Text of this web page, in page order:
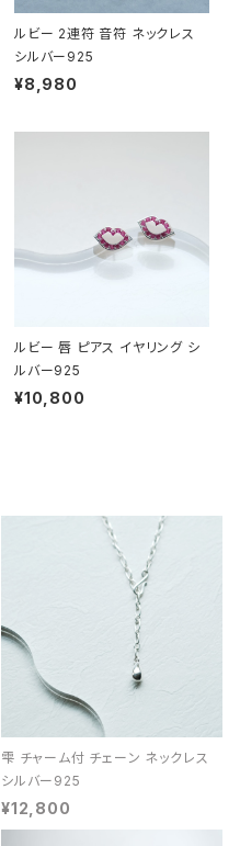
ルビー 2連符 音符 ネックレス
シルバー925
¥8,980
ルビー 唇 ピアス イヤリング シ
ルバー925
¥10,800
雫 チャーム付 チェーン ネックレス
シルバー925
¥12,800